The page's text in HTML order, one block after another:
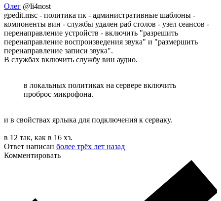
Олег @li4nost
gpedit.msc - политика пк - административные шаблоны -
компоненты вин - службы удален раб столов - узел сеансов -
перенаправление устройств - включить "разрешить
перенаправление воспроизведения звука" и "размершить
перенаправление записи звука".
В службах включить службу вин аудио.
в локальных политиках на сервере включить
проброс микрофона.
и в свойствах ярлыка для подключения к серваку.
в 12 так, как в 16 хз.
Ответ написан более трёх лет назад
Комментировать